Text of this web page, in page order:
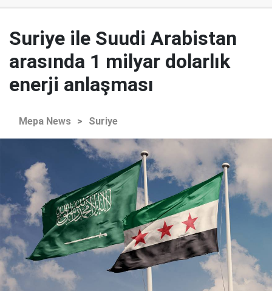
Suriye ile Suudi Arabistan
arasında 1 milyar dolarlık
enerji anlaşması
Mepa News > Suriye